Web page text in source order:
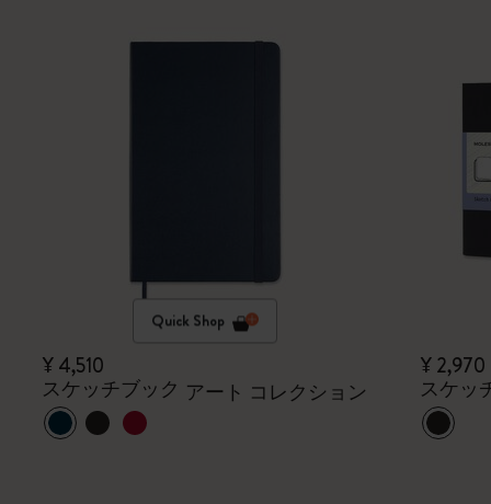
Quick Shop
¥ 4,510
スケッチブック アート コレクション
¥ 2,970
スケッ